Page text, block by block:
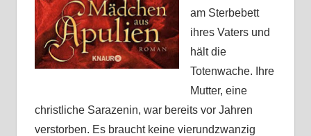
am Sterbebett
ihres Vaters und
hält die
Totenwache. Ihre
Mutter, eine
christliche Sarazenin, war bereits vor Jahren
verstorben. Es braucht keine vierundzwanzig